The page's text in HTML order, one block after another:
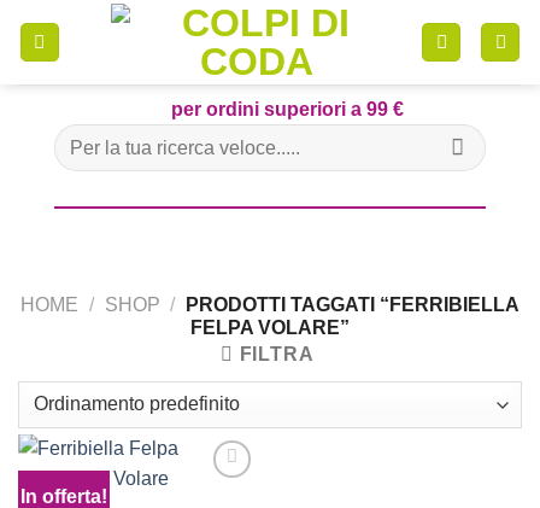
per ordini superiori a 99 €
Cerca:
HOME / SHOP /
PRODOTTI TAGGATI “FERRIBIELLA
FELPA VOLARE”
FILTRA
In offerta!